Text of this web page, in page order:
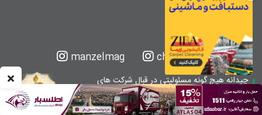
ورود
chidaneh
manzelmag
چیدانه هیچ گونه مسئولیتی در قبال شرکت های
معرفی شده ندارد.
قبل از اقدام به خرید کالا یا خدمات اطمینان کافی را